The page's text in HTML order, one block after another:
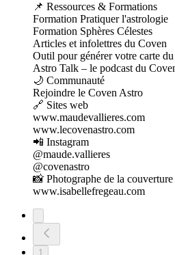
📌 Ressources & Formations⁠
Formation Pratiquer l'astrologie
Formation Sphères Célestes⁠⁠
Articles et infolettres du Coven⁠⁠
Outil pour générer votre carte
Astro Talk – le podcast du
🌙 Communauté
⁠Rejoindre le Coven Astro⁠
🔗 Sites web
⁠www.maudevallieres.com⁠⁠
www.lecovenastro.com⁠
📲 Instagram⁠
@maude.vallieres⁠⁠
@covenastro⁠
📸 Photographe de la couverture⁠
www.isabellefregeau.com
1